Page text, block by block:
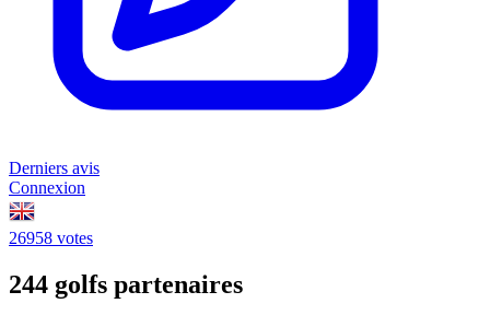
Derniers avis
Connexion
26958 votes
244 golfs partenaires